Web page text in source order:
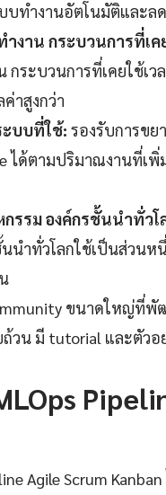
บทำงานอัตโนมัติและ
ำงาน กระบวนการที่เ
กระบวนการที่เคยใช้เ
าสูงกว่า
ะบบที่ใช้: รองรับการขย
ได้ตามปริมาณงานที่
รรม องค์กรชั้นนำทั่ว
นำทั่วโลกใช้เป็นส่วน
ขนาดใหญ่ที่พั
วน มี tutorial และตัวอ
Agile Scrum